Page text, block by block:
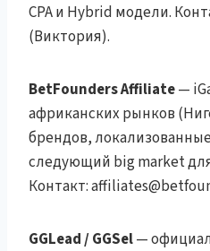
CPA и Hybrid модели.
(Виктория).
BetFounders Affiliate—
африканских рынков
брендов,
следующий big market
Контакт:
GGLead / GGSel—